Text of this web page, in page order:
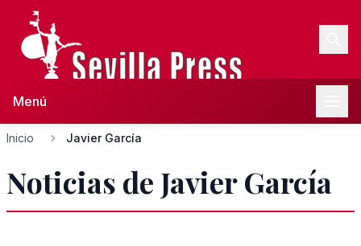
Menú
Inicio Javier García
Noticias de Javier García